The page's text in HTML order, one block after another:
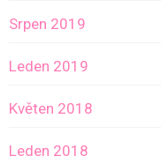
Srpen 2019
Leden 2019
Květen 2018
Leden 2018